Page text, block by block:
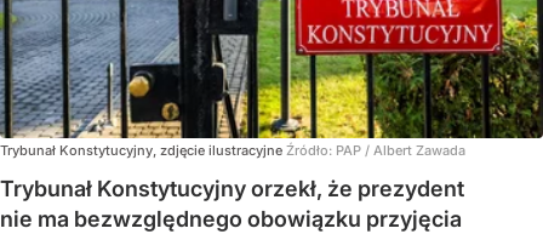
Trybunał Konstytucyjny, zdjęcie ilustracyjne Źródło: PAP / Albert Zawada
Trybunał Konstytucyjny orzekł, że prezydent
nie ma bezwzględnego obowiązku przyjęcia